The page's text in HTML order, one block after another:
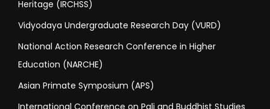
Heritage (IRCHSS)
Vidyodaya Undergraduate Research Day (VURD)
National Action Research Conference in Higher
Education (NARCHE)
Asian Primate Symposium (APS)
International Conference on Pali and Buddhist Studies